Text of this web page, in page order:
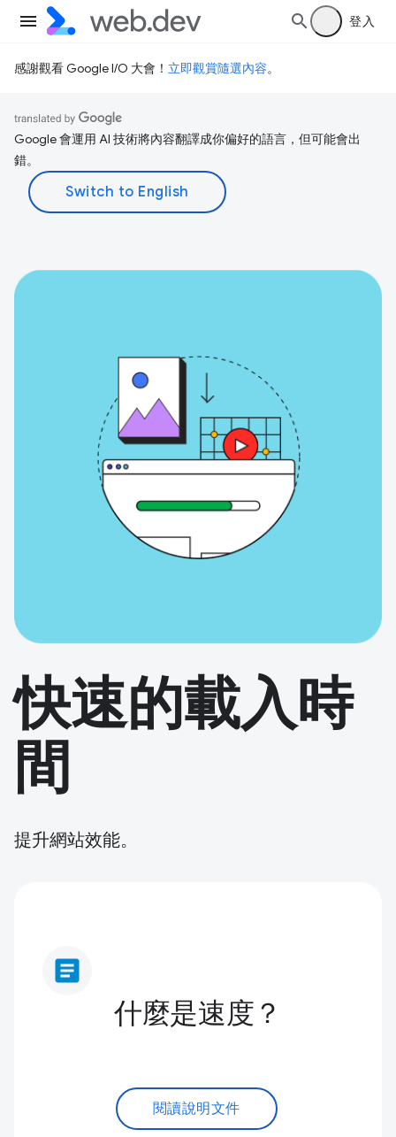
登入
感謝觀看 Google I/O 大會！ 立即觀賞隨選內容。
Google 會運用 AI 技術將內容翻譯成你偏好的語言，但可能會出
錯。
快速的載入時
間
提升網站效能。
article
什麼是速度？
閱讀說明文件